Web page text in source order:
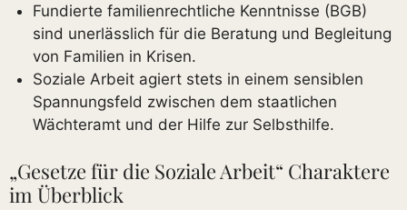
Fundierte familienrechtliche Kenntnisse (BGB)
sind unerlässlich für die Beratung und Begleitung
von Familien in Krisen.
Soziale Arbeit agiert stets in einem sensiblen
Spannungsfeld zwischen dem staatlichen
Wächteramt und der Hilfe zur Selbsthilfe.
„Gesetze für die Soziale Arbeit“ Charaktere
im Überblick